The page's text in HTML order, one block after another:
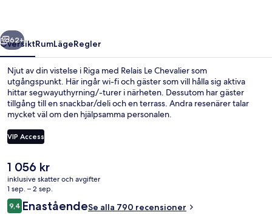
Nästa
62+
ÖversiktRumLägeRegler
Njut av din vistelse i Riga med Relais Le Chevalier som
utgångspunkt. Här ingår wi-fi och gäster som vill hålla sig aktiva
hittar segwayuthyrning/-turer i närheten. Dessutom har gäster
tillgång till en snackbar/deli och en terrass. Andra resenärer talar
mycket väl om den hjälpsamma personalen.
VIP Access
Det
nuvarande
priset
är
1 056 kr
1 056 kr
inklusive skatter och avgifter
1 sep. – 2 sep.
Recensioner
9,49,4 av 10,
EnaståendeSe alla 790 recensioner